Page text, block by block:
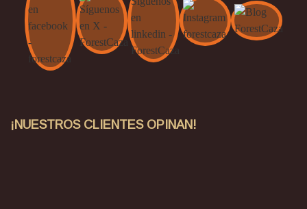
¡NUESTROS CLIENTES OPINAN!